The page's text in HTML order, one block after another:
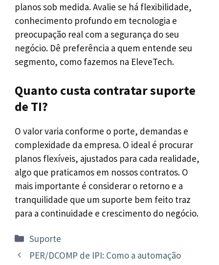
planos sob medida. Avalie se há flexibilidade,
conhecimento profundo em tecnologia e
preocupação real com a segurança do seu
negócio. Dê preferência a quem entende seu
segmento, como fazemos na EleveTech.
Quanto custa contratar suporte
de TI?
O valor varia conforme o porte, demandas e
complexidade da empresa. O ideal é procurar
planos flexíveis, ajustados para cada realidade,
algo que praticamos em nossos contratos. O
mais importante é considerar o retorno e a
tranquilidade que um suporte bem feito traz
para a continuidade e crescimento do negócio.
Categorias
Suporte
Navegação
PER/DCOMP de IPI: Como a automação